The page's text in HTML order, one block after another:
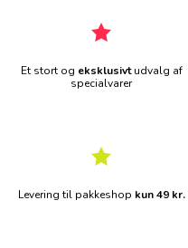
Et stort og eksklusivtudvalg af
specialvarer
Levering til pakkeshop kun 49 kr.